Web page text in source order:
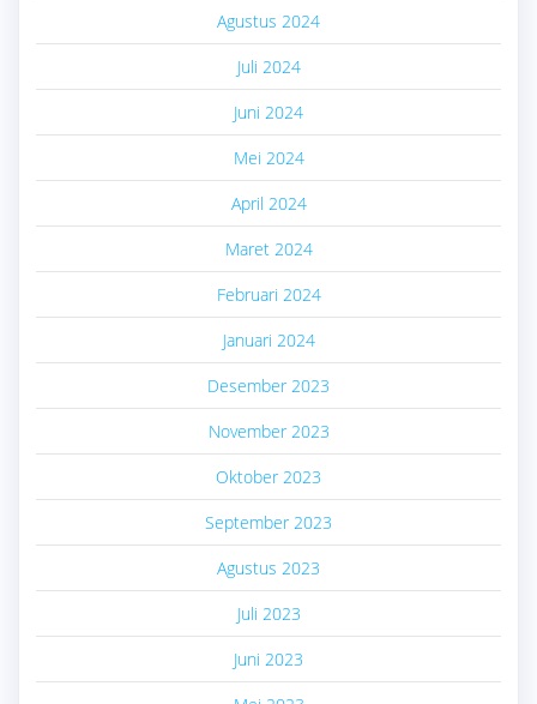
Agustus 2024
Juli 2024
Juni 2024
Mei 2024
April 2024
Maret 2024
Februari 2024
Januari 2024
Desember 2023
November 2023
Oktober 2023
September 2023
Agustus 2023
Juli 2023
Juni 2023